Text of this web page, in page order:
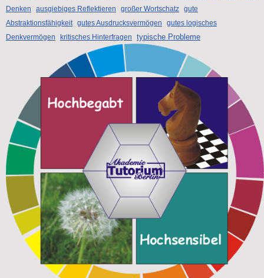
Denken
ausgiebiges Reflektieren großer Wortschatz gute
Abstraktionsfähigkeit gutes Ausdrucksvermögen
gutes logisches
Denkvermögen
kritisches Hinterfragen typische Probleme